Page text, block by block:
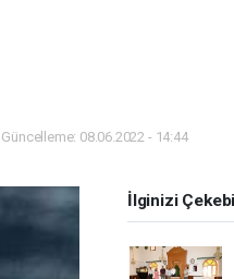
Güncelleme: 08.06.2022 - 14:44
İlginizi